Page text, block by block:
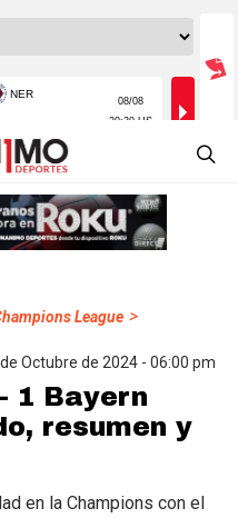
League >
Octubre de 2024 - 06:00 pm
1 Bayern
resumen y
en la Champions con el